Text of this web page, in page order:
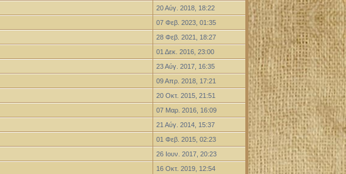
20 Αύγ. 2018, 18:22
07 Φεβ. 2023, 01:35
28 Φεβ. 2021, 18:27
01 Δεκ. 2016, 23:00
23 Αύγ. 2017, 16:35
09 Απρ. 2018, 17:21
20 Οκτ. 2015, 21:51
07 Μαρ. 2016, 16:09
21 Αύγ. 2014, 15:37
01 Φεβ. 2015, 02:23
26 Ιουν. 2017, 20:23
16 Οκτ. 2019, 12:54